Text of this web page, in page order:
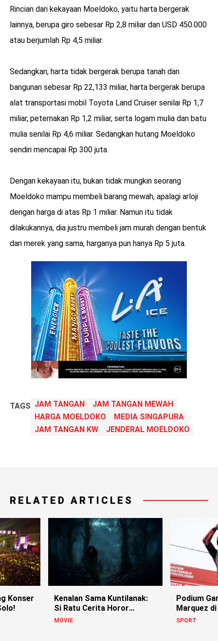
Rincian dari kekayaan Moeldoko, yaitu harta bergerak
lainnya, berupa giro sebesar Rp 2,8 miliar dan USD 450.000
atau berjumlah Rp 4,5 miliar.
Sedangkan, harta tidak bergerak berupa tanah dan
bangunan sebesar Rp 22,133 miliar, harta bergerak berupa
alat transportasi mobil Toyota Land Cruiser senilai Rp 1,7
miliar, peternakan Rp 1,2 miliar, serta logam mulia dan batu
mulia senilai Rp 4,6 miliar. Sedangkan hutang Moeldoko
sendiri mencapai Rp 300 juta.
Dengan kekayaan itu, bukan tidak mungkin seorang
Moeldoko mampu membeli barang mewah, apalagi arloji
dengan harga di atas Rp 1 miliar. Namun itu tidak
dilakukannya, dia justru membeli jam murah dengan bentuk
dan merek yang sama, harganya pun hanya Rp 5 juta.
TAGS JAM TANGAN
JAM TANGAN MEWAH
HARGA MOELDOKO
MEDIA SINGAPURA
JAM TANGAN KW
JENDERAL MOELDOKO
RELATED ARTICLES
Konser
Kenalan Sama Kuntilanak:
Si Ratu Cerita Horor
Indonesia!
MOVIE
Podium
Marquez
SPORT